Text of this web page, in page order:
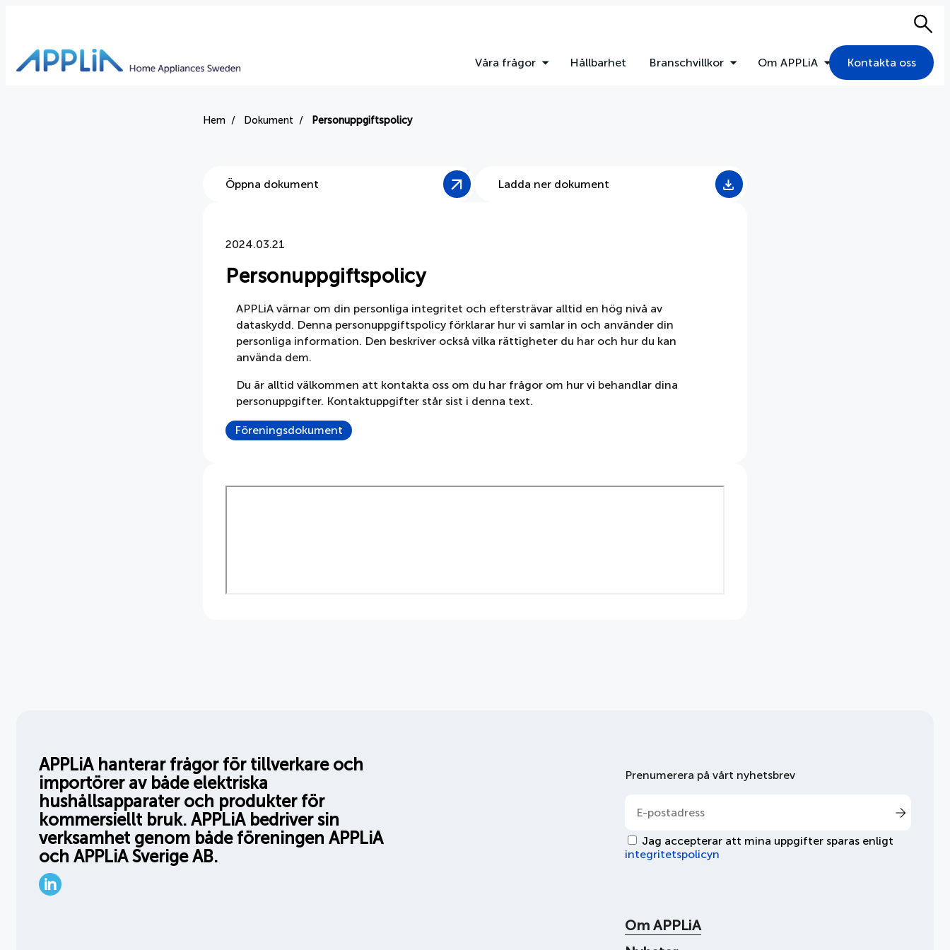
Sök
Våra frågor Hållbarhet Branschvillkor Om APPLiA Kontakta oss
Hem Dokument Personuppgiftspolicy
Öppna dokument Ladda ner dokument
2024.03.21
Personuppgiftspolicy
APPLiA värnar om din personliga integritet och eftersträvar alltid en hög nivå av
dataskydd. Denna personuppgiftspolicy förklarar hur vi samlar in och använder din
personliga information. Den beskriver också vilka rättigheter du har och hur du kan
använda dem.
Du är alltid välkommen att kontakta oss om du har frågor om hur vi behandlar dina
personuppgifter. Kontaktuppgifter står sist i denna text.
Föreningsdokument
APPLiA hanterar frågor för tillverkare och
importörer av både elektriska
hushållsapparater och produkter för
kommersiellt bruk. APPLiA bedriver sin
verksamhet genom både föreningen APPLiA
och APPLiA Sverige AB.
Prenumerera på vårt nyhetsbrev
Jag accepterar att mina uppgifter sparas enligt
integritetspolicyn
Om APPLiA